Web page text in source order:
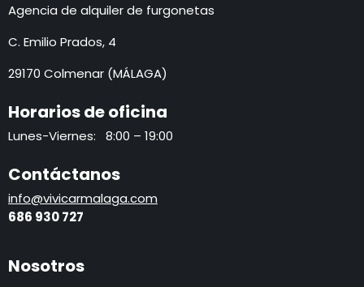
Agencia de alquiler de furgonetas
C. Emilio Prados, 4
29170 Colmenar (MÁLAGA)
Horarios de oficina
Lunes-Viernes: 8:00 – 19:00
Contáctanos
info@vivicarmalaga.com
686 930 727
Nosotros